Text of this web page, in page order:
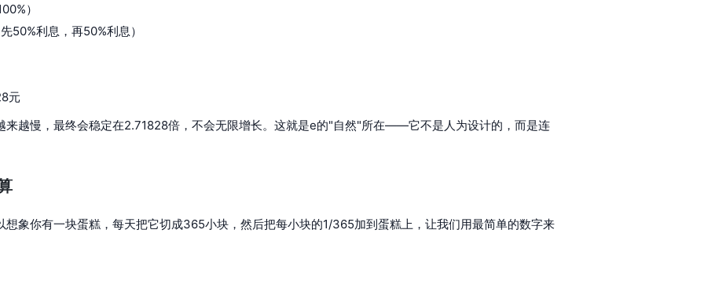
）
50%利息，再50%利息）
元
来越慢，最终会稳定在2.71828倍，不会无限增长。这就是e的"自然"所在——它不是人为设计的，而是连
想象你有一块蛋糕，每天把它切成365小块，然后把每小块的1/365加到蛋糕上，让我们用最简单的数字来